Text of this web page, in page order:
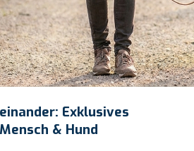
Exklusives
& Hund